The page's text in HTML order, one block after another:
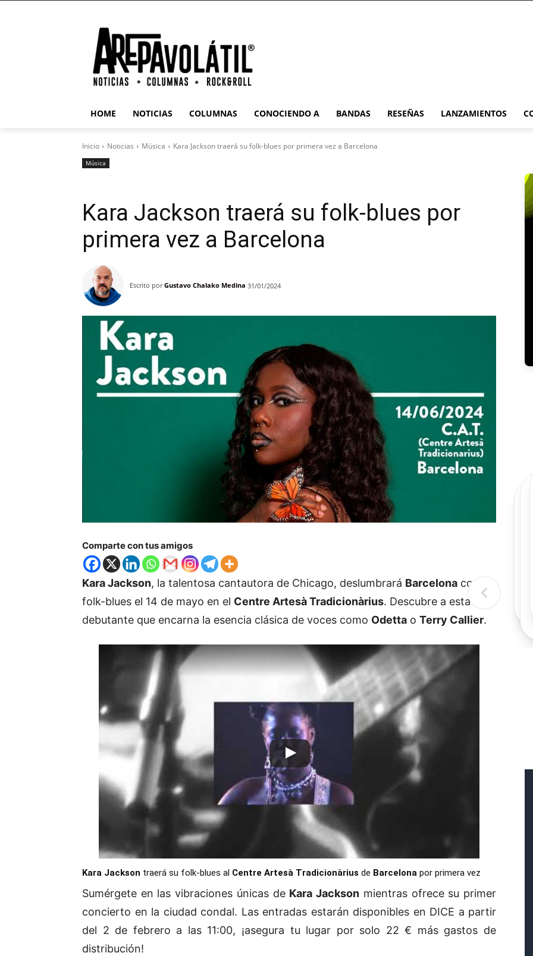
HOME NOTICIAS COLUMNAS CONOCIENDO A BANDAS RESEÑAS LANZAMIENTOS
Inicio Noticias Música Kara Jackson traerá su folk-blues por primera vez a Barcelona
Música
Kara Jackson traerá su folk-blues por
primera vez a Barcelona
Escrito por Gustavo Chalako Medina 31/01/2024
Comparte con tus amigos
Kara Jackson, la talentosa cantautora de Chicago, deslumbrará Barcelona con su
folk-blues el 14 de mayo en el Centre Artesà Tradicionàrius. Descubre a esta
debutante que encarna la esencia clásica de voces como Odetta o Terry Callier.
Kara Jackson traerá su folk-blues al Centre Artesà Tradicionàrius de Barcelona por primera vez
Sumérgete en las vibraciones únicas de Kara Jackson mientras ofrece su primer
concierto en la ciudad condal. Las entradas estarán disponibles en DICE a partir
del 2 de febrero a las 11:00, ¡asegura tu lugar por solo 22 € más gastos de
distribución!